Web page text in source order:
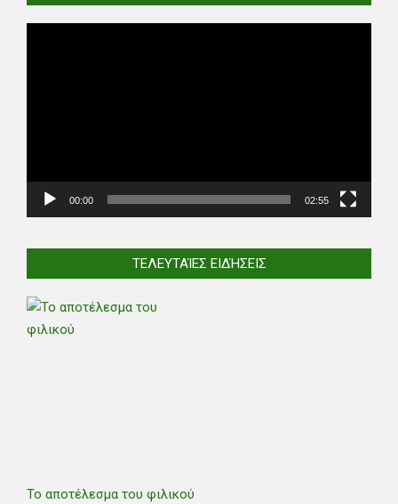
00:00 02:55
ΤΕΛΕΥΤΑΊΕΣ ΕΙΔΉΣΕΙΣ
Το αποτέλεσμα του φιλικού